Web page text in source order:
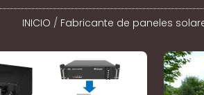
INICIO / Fabricante de paneles